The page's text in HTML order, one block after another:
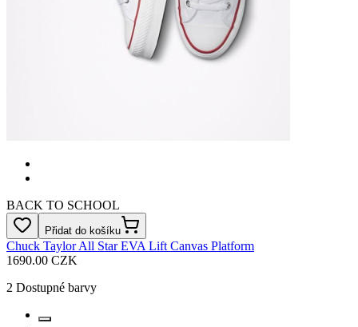
BACK TO SCHOOL
Přidat do košíku
Chuck Taylor All Star EVA Lift Canvas Platform
1690.00 CZK
2 Dostupné barvy